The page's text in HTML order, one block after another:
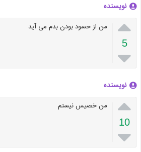
نویسنده

5

من از حسود بودن بدم می آید
نویسنده

10

من خصیس نیستم